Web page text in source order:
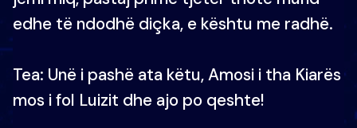
edhe të ndodhë diçka, e kështu me radhë.
Tea: Unë i pashë ata këtu, Amosi i tha Kiarës
mos i fol Luizit dhe ajo po qeshte!